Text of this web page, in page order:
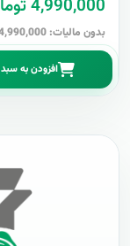
4,990,000 تومان
بدون مالیات: 4,990,000 تومان
افزودن به سبد